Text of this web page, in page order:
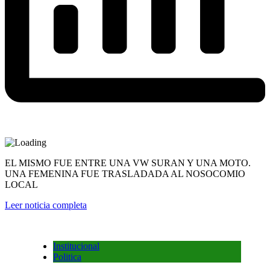
EL MISMO FUE ENTRE UNA VW SURAN Y UNA MOTO.
UNA FEMENINA FUE TRASLADADA AL NOSOCOMIO
LOCAL
Leer noticia completa
Institucional
Politica